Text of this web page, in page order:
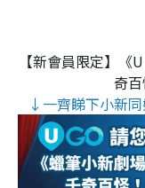
【新會員限定】《
奇
↓一齊睇下小新